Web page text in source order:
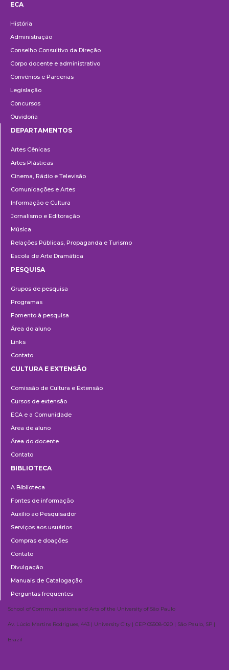
ECA
História
Administração
Conselho Consultivo da Direção
Corpo docente e administrativo
Convênios e Parcerias
Legislação
Concursos
Ouvidoria
DEPARTAMENTOS
Artes Cênicas
Artes Plásticas
Cinema, Rádio e Televisão
Comunicações e Artes
Informação e Cultura
Jornalismo e Editoração
Música
Relações Públicas, Propaganda e Turismo
Escola de Arte Dramática
PESQUISA
Grupos de pesquisa
Programas
Fomento à pesquisa
Área do aluno
Links
Contato
e
Extensão
CULTURA E EXTENSÃO
Comissão de Cultura e Extensão
Cursos de extensão
ECA e a Comunidade
Área de aluno
Área do docente
Contato
BIBLIOTECA
A Biblioteca
Fontes de informação
Auxílio ao Pesquisador
Serviços aos usuários
Compras e doações
Contato
Divulgação
Manuais de Catalogação
Perguntas frequentes
School of Communications and Arts of the University of São Paulo
Av. Lúcio Martins Rodrigues, 443 | University City | CEP 05508-020 | São Paulo, SP |
Brazil